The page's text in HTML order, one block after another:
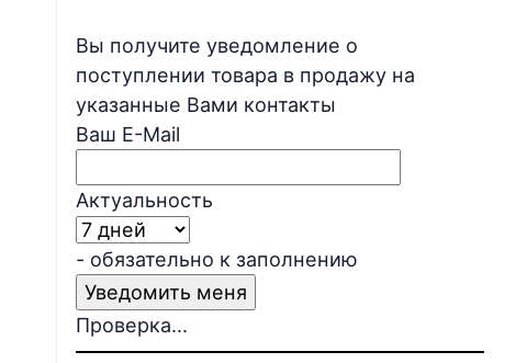
Вы получите уведомление о
поступлении товара в продажу на
указанные Вами контакты
Ваш E-Mail
Актуальность
- обязательно к заполнению
Проверка...